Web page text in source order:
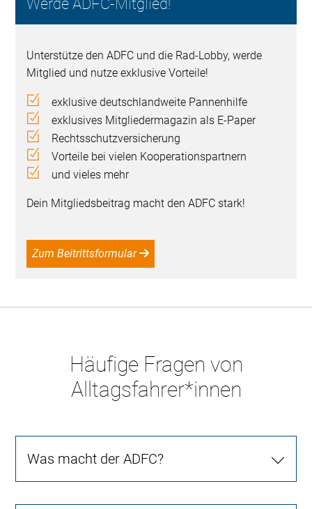
Werde ADFC-Mitglied!
Unterstütze den ADFC und die Rad-Lobby, werde
Mitglied und nutze exklusive Vorteile!
exklusive deutschlandweite Pannenhilfe
exklusives Mitgliedermagazin als E-Paper
Rechtsschutzversicherung
Vorteile bei vielen Kooperationspartnern
und vieles mehr
Dein Mitgliedsbeitrag macht den ADFC stark!
Zum Beitrittsformular
Häufige Fragen von
Alltagsfahrer*innen
Was macht der ADFC?